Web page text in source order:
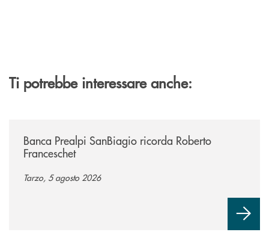
Ti potrebbe interessare anche:
Banca Prealpi SanBiagio ricorda Roberto
Franceschet
Tarzo, 5 agosto 2026